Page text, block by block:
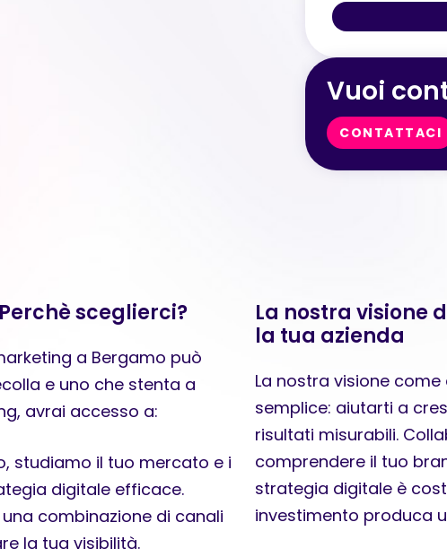
Vuoi
CONTATTACI
sceglierci?
a Bergamo può
e uno che stenta a
avrai accesso a:
studiamo il tuo mercato e i
digitale efficace.
combinazione di canali
la tua visibilità.
La nostra visione
la tua azienda
La nostra visione come
semplice: aiutarti a
risultati misurabili.
comprendere il tuo
strategia digitale è
investimento produca